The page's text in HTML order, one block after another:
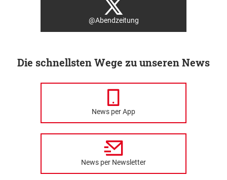
@Abendzeitung
Die schnellsten Wege zu unseren News
News per App
News per Newsletter